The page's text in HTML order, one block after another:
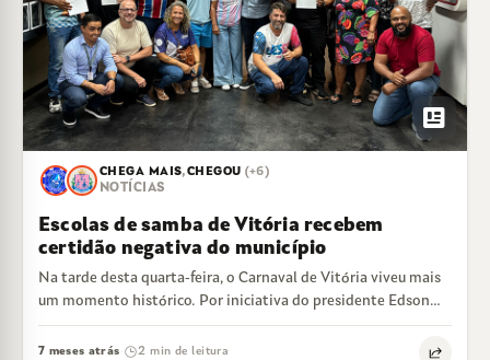
newsmode
CHEGA MAIS,CHEGOU (+6)
NOTÍCIAS
Escolas de samba de Vitória recebem
certidão negativa do município
Na tarde desta quarta-feira, o Carnaval de Vitória viveu mais
um momento histórico. Por iniciativa do presidente Edson
Neto, em conjunto com…
7 meses atrás 2 min de leitura